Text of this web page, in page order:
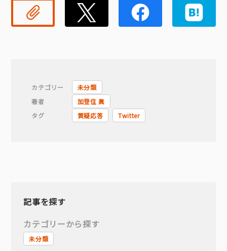
リンクコピー Twitter
カテゴリー
未分類
著者
加登住 眞
タグ
質疑応答 Twitter
記事を探す
カテゴリーから探す
未分類